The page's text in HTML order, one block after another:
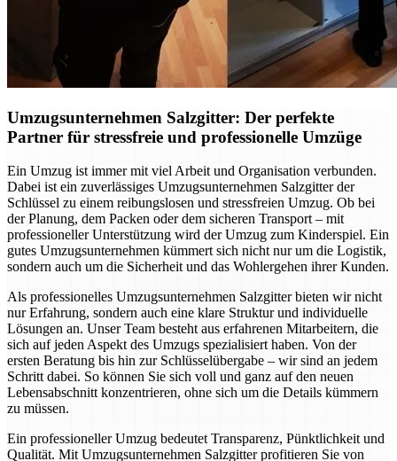
Umzugsunternehmen Salzgitter: Der perfekte
Partner für stressfreie und professionelle Umzüge
Ein Umzug ist immer mit viel Arbeit und Organisation verbunden.
Dabei ist ein zuverlässiges Umzugsunternehmen Salzgitter der
Schlüssel zu einem reibungslosen und stressfreien Umzug. Ob bei
der Planung, dem Packen oder dem sicheren Transport – mit
professioneller Unterstützung wird der Umzug zum Kinderspiel. Ein
gutes Umzugsunternehmen kümmert sich nicht nur um die Logistik,
sondern auch um die Sicherheit und das Wohlergehen ihrer Kunden.
Als professionelles Umzugsunternehmen Salzgitter bieten wir nicht
nur Erfahrung, sondern auch eine klare Struktur und individuelle
Lösungen an. Unser Team besteht aus erfahrenen Mitarbeitern, die
sich auf jeden Aspekt des Umzugs spezialisiert haben. Von der
ersten Beratung bis hin zur Schlüsselübergabe – wir sind an jedem
Schritt dabei. So können Sie sich voll und ganz auf den neuen
Lebensabschnitt konzentrieren, ohne sich um die Details kümmern
zu müssen.
Ein professioneller Umzug bedeutet Transparenz, Pünktlichkeit und
Qualität. Mit Umzugsunternehmen Salzgitter profitieren Sie von